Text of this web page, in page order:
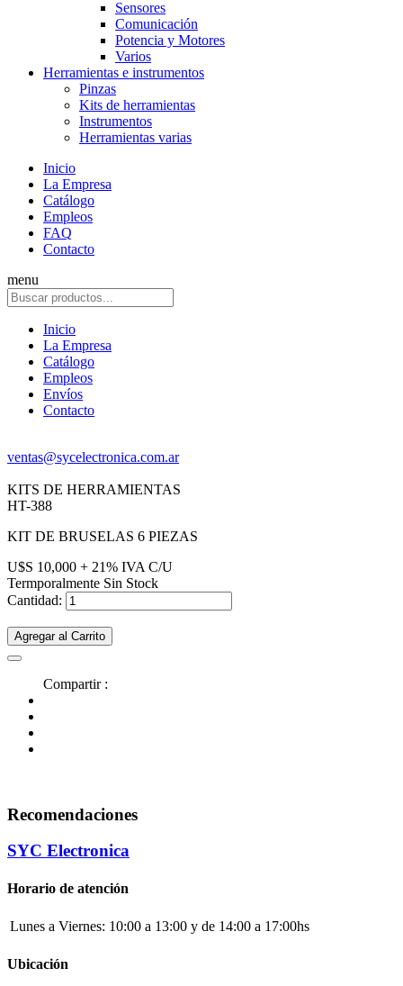
Sensores
Comunicación
Potencia y Motores
Varios
Herramientas e instrumentos
Pinzas
Kits de herramientas
Instrumentos
Herramientas varias
Inicio
La Empresa
Catálogo
Empleos
FAQ
Contacto
menu
Inicio
La Empresa
Catálogo
Empleos
Envíos
Contacto
ventas@sycelectronica.com.ar
KITS DE HERRAMIENTAS
HT-388
KIT DE BRUSELAS 6 PIEZAS
U$S 10,000 + 21% IVA C/U
Termporalmente Sin Stock
Cantidad:
Agregar al Carrito
Compartir :
Recomendaciones
SYC Electronica
Horario de atención
Lunes a Viernes: 10:00 a 13:00 y de 14:00 a 17:00hs
Ubicación